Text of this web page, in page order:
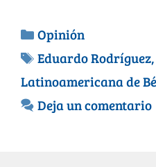
Opinión
Eduardo Rodríguez
Latinoamericana de
Deja un comentario